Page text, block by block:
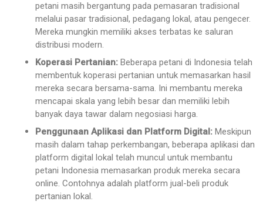
petani masih bergantung pada pemasaran tradisional
melalui pasar tradisional, pedagang lokal, atau pengecer.
Mereka mungkin memiliki akses terbatas ke saluran
distribusi modern.
Koperasi Pertanian: Beberapa petani di Indonesia telah
membentuk koperasi pertanian untuk memasarkan hasil
mereka secara bersama-sama. Ini membantu mereka
mencapai skala yang lebih besar dan memiliki lebih
banyak daya tawar dalam negosiasi harga.
Penggunaan Aplikasi dan Platform Digital: Meskipun
masih dalam tahap perkembangan, beberapa aplikasi dan
platform digital lokal telah muncul untuk membantu
petani Indonesia memasarkan produk mereka secara
online. Contohnya adalah platform jual-beli produk
pertanian lokal.